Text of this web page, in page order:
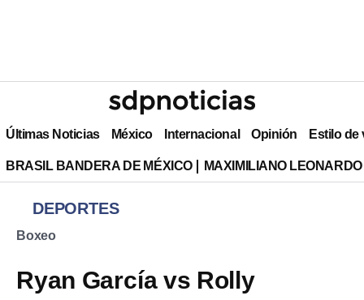
Últimas Noticias México Internacional Opinión Estilo de
BRASIL BANDERA DE MÉXICO MAXIMILIANO
DEPORTES
Boxeo
Ryan García vs Rolly